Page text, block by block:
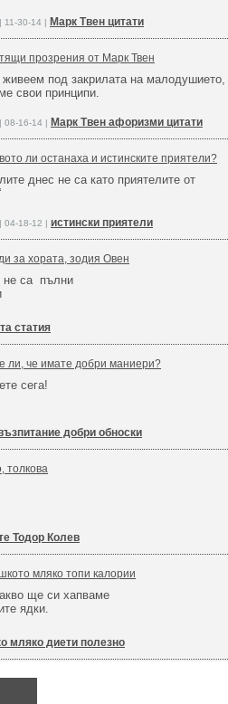
11-30-14 | Марк Твен цитати
прозрения от Марк Твен
живеем под закрилата на малодушието,
свои принципи.
08-16-14 | Марк Твен афоризми цитати
ли останаха и истинските приятели?
днес не са като приятелите от
04-18-12 | истински приятели
за хората, зодия Овен
не са пълни
статия
ли, че имате добри маниери?
сега!
добри обноски
толкова
Тодор Колев
мляко топи калории
ще си хапваме
ядки.
мляко диети полезно